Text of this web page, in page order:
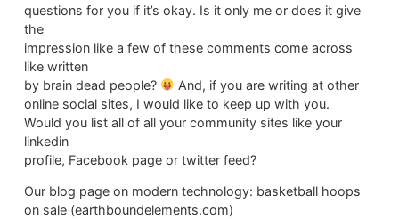
questions for you if it’s okay. Is it only me or does it give
the
impression like a few of these comments come across
like written
by brain dead people?
And, if you are writing at other
online social sites, I would like to keep up with you.
Would you list all of all your community sites like your
linkedin
profile, Facebook page or twitter feed?
Our blog page on modern technology: basketball hoops
on sale (earthboundelements.com)